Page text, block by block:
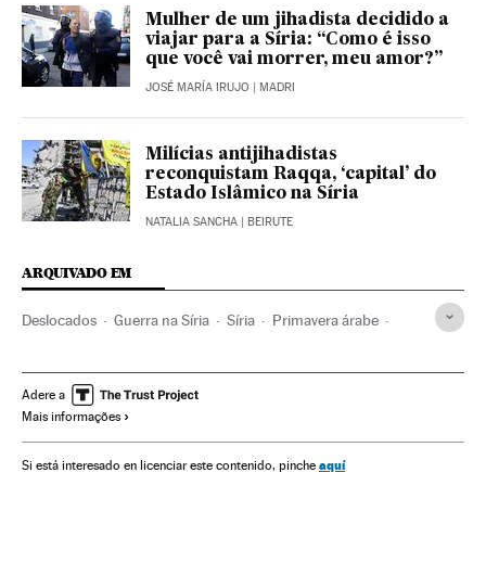
Mulher de um jihadista decidido a
viajar para a Síria: “Como é isso
que você vai morrer, meu amor?”
JOSÉ MARÍA IRUJO | MADRI
Milícias antijihadistas
reconquistam Raqqa, ‘capital’ do
Estado Islâmico na Síria
NATALIA SANCHA | BEIRUTE
ARQUIVADO EM
Deslocados Guerra na Síria Síria Primavera árabe
Oriente médio Guerra Ásia
Protestos sociais
Sociedade
Adere a
Mais informações
Si está interesado en licenciar este contenido, pinche aquí